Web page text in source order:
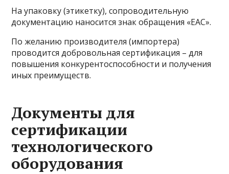
На упаковку (этикетку), сопроводительную
документацию наносится знак обращения «ЕАС».
По желанию производителя (импортера)
проводится добровольная сертификация – для
повышения конкурентоспособности и получения
иных преимуществ.
Документы для
сертификации
технологического
оборудования